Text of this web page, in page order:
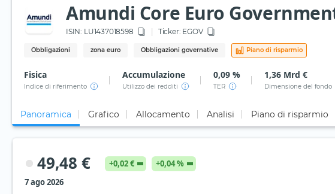
Amundi Core Euro
ISIN: LU1437018598 Ticker: EGOV
Obbligazioni zona euro Obbligazioni governative Piano di risparmio
Fisica
Indice di riferimento
Accumulazione
Utilizzo dei redditi
0,09 %
TER
1,36 Mrd €
Dimensione del fondo
Panoramica Grafico Allocamento Analisi Piano di risparmio
49,48 € +0,02 €
+0,04 %
7 ago 2026